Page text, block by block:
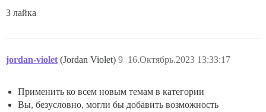
3 лайка
jordan-violet (Jordan Violet) 16.Октябрь.2023 13:33:17
9
Применить ко всем новым темам в категории
Вы, безусловно, могли бы добавить возможность